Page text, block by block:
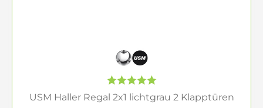
USM Haller Regal 2x1 lichtgrau 2 Klapptüren